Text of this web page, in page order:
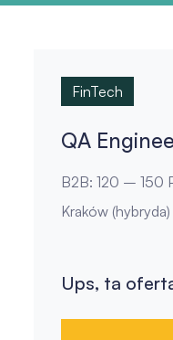
FinTech
QA
B2B: 120 – 150
Kraków (hybryda)
Ups, ta